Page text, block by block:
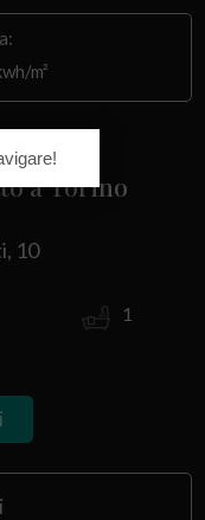
m²
a Torino
10
1